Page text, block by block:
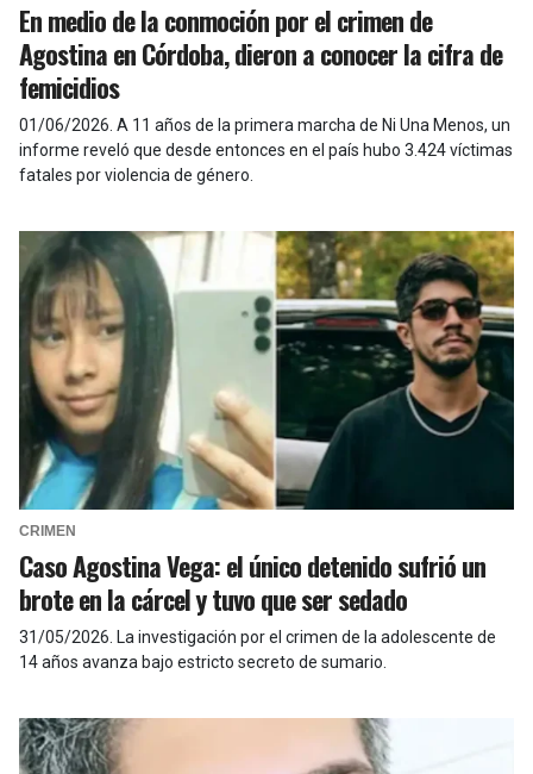
En medio de la conmoción por el crimen de
Agostina en Córdoba, dieron a conocer la cifra de
femicidios
01/06/2026 A 11 años de la primera marcha de Ni Una Menos, un
informe reveló que desde entonces en el país hubo 3.424 víctimas
fatales por violencia de género.
CRIMEN
Caso Agostina Vega: el único detenido sufrió un
brote en la cárcel y tuvo que ser sedado
31/05/2026 La investigación por el crimen de la adolescente de
14 años avanza bajo estricto secreto de sumario.